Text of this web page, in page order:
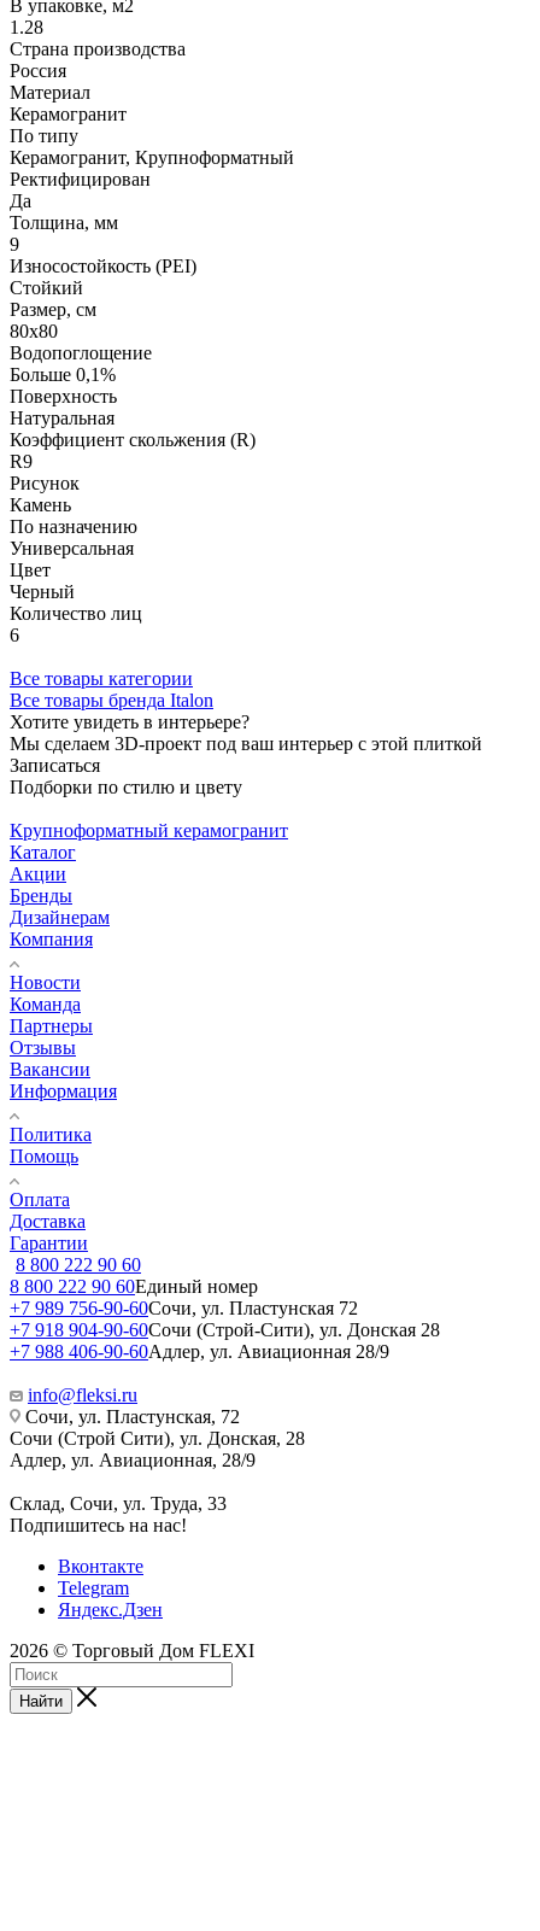
В упаковке, м2
1.28
Страна производства
Россия
Материал
Керамогранит
По типу
Керамогранит, Крупноформатный
Ректифицирован
Да
Толщина, мм
9
Износостойкость (PEI)
Стойкий
Размер, см
80х80
Водопоглощение
Больше 0,1%
Поверхность
Натуральная
Коэффициент скольжения (R)
R9
Рисунок
Камень
По назначению
Универсальная
Цвет
Черный
Количество лиц
6
Все товары категории
Все товары бренда Italon
Хотите увидеть в интерьере?
Мы сделаем 3D-проект под ваш интерьер с этой плиткой
Записаться
Подборки по стилю и цвету
Крупноформатный керамогранит
Каталог
Акции
Бренды
Дизайнерам
Компания
Новости
Команда
Партнеры
Отзывы
Вакансии
Информация
Политика
Помощь
Оплата
Доставка
Гарантии
8 800 222 90 60
8 800 222 90 60Единый номер
+7 989 756-90-60Сочи, ул. Пластунская 72
+7 918 904-90-60Сочи (Строй-Сити), ул. Донская 28
+7 988 406-90-60Адлер, ул. Авиационная 28/9
info@fleksi.ru
Сочи, ул. Пластунская, 72
Сочи (Строй Сити), ул. Донская, 28
Адлер, ул. Авиационная, 28/9
Склад, Сочи, ул. Труда, 33
Подпишитесь на нас!
Вконтакте
Telegram
Яндекс.Дзен
2026 © Торговый Дом FLEXI
Найти